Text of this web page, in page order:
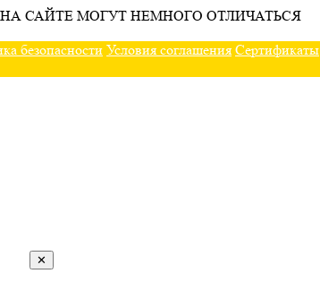
САЙТЕ МОГУТ НЕМНОГО ОТЛИЧАТЬСЯ
безопасности Условия соглашения Сертификаты
✕